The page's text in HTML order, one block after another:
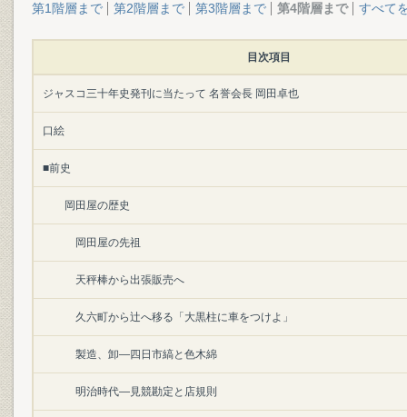
第1階層まで 第2階層まで 第3階層まで 第4階層まで すべて
目次項目
ジャスコ三十年史発刊に当たって 名誉会長 岡田卓也
口絵
■前史
岡田屋の歴史
岡田屋の先祖
天秤棒から出張販売へ
久六町から辻へ移る「大黒柱に車をつけよ」
製造、卸―四日市縞と色木綿
明治時代―見競勘定と店規則